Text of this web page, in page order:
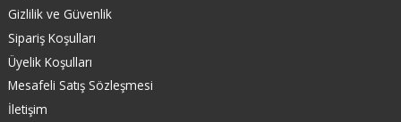
Gizlilik ve Güvenlik
Sipariş Koşulları
Üyelik Koşulları
Mesafeli Satış Sözleşmesi
İletişim